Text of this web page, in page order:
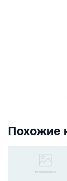
Похожие